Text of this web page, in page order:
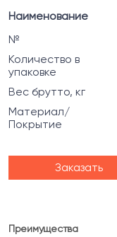
Наименование
№
Количество в
упаковке
Вес брутто, кг
Материал/
Покрытие
Заказать
Преимущества